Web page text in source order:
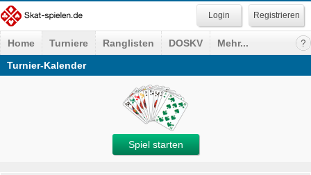
Registrieren
Home Turniere Ranglisten DOSKV
Mehr...
Turnier-Kalender
Spiel starten